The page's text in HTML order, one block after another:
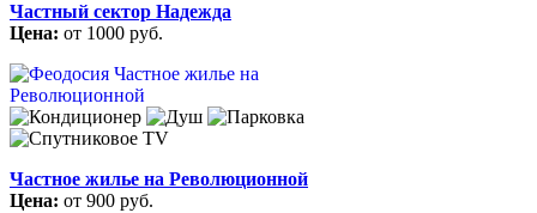
Частный сектор Надежда
Цена: от 1000 руб.
Частное жилье на Революционной
Цена: от 900 руб.